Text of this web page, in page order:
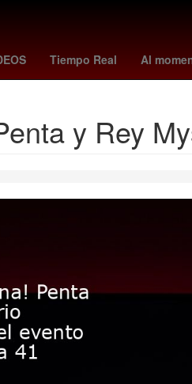
Tiempo Real Al
2024 Denuncia
y Rey